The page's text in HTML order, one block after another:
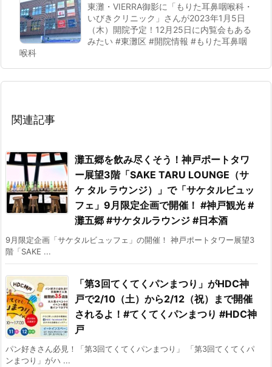
東灘・VIERRA御影に「もりた耳鼻咽喉科・
いびきクリニック」さんが2023年1月5日
（木）開院予定！12月25日に内覧会もある
みたい #東灘区 #開院情報 #もりた耳鼻咽
喉科
関連記事
灘五郷を飲み尽くそう！神戸ポートタワ
ー展望3階「SAKE TARU LOUNGE（サ
ケ タル ラウンジ）」で「サケタルビュッ
フェ」9月限定企画で開催！ #神戸観光 #
灘五郷 #サケタルラウンジ #日本酒
9月限定企画「サケタルビュッフェ」の開催！ 神戸ポートタワー展望3
階「SAKE ...
「第3回てくてくパンまつり」がHDC神
戸で2/10（土）から2/12（祝）まで開催
されるよ！#てくてくパンまつり #HDC神
戸
パン好きさん必見！「第3回てくてくパンまつり」 「第3回てくてくパ
ンまつり」がハ ...